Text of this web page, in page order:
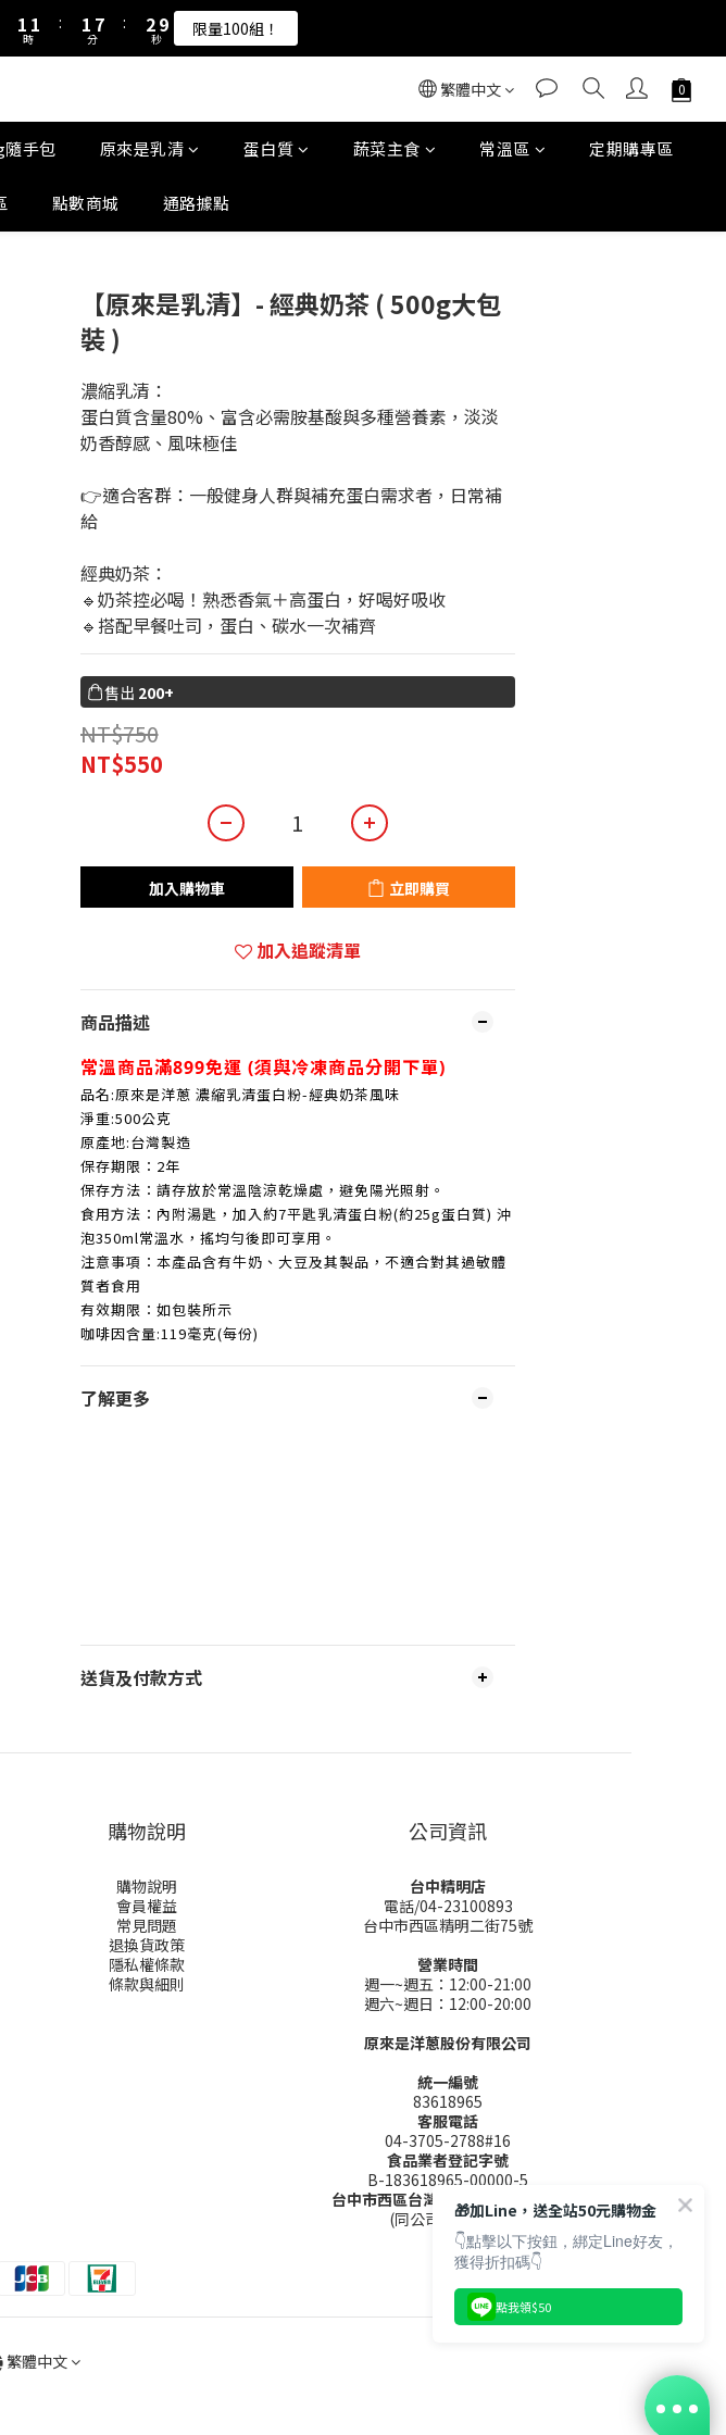
1
0
1
0
時
:
1
0
7
6
3
2
0
分
:
2
1
9
8
5
4
2
1
0
秒 限量100組！
1
0
1
0
時
:
1
0
7
6
3
2
0
分
:
2
1
9
8
5
4
2
1
0
秒 限量100組！
6
5
4
1
0
6
5
4
1
0
時
6
5
4
7
6
4
3
0
7
6
5
2
1
9
8
6
5
2
秒 限量100組！
繁體中文
隨手包 原來是乳清 蛋白質 蔬菜主食 常溫區 定期購專區
點數商城 通路據點
【原來是乳清】- 經典奶茶 ( 500g大包
裝 )
濃縮乳清：
蛋白質含量80%、富含必需胺基酸與多種營養素，淡淡
奶香醇感、風味極佳
👉適合客群：一般健身人群與補充蛋白需求者，日常補
給
經典奶茶：
🔹奶茶控必喝！熟悉香氣＋高蛋白，好喝好吸收
🔹搭配早餐吐司，蛋白、碳水一次補齊
售出 200+
NT$750
NT$550
加入購物車 立即購買
加入追蹤清單
商品描述
常溫商品滿899免運 (須與冷凍商品分開下單)
品名:原來是洋蔥 濃縮乳清蛋白粉-經典奶茶風味
淨重:500公克
原產地:台灣製造
保存期限：2年
保存方法：請存放於常溫陰涼乾燥處，避免陽光照射。
食用方法：內附湯匙，加入約7平匙乳清蛋白粉(約25g蛋白質) 沖
泡350ml常溫水，搖均勻後即可享用。
注意事項：本產品含有牛奶、大豆及其製品，不適合對其過敏體
質者食用
有效期限：如包裝所示
咖啡因含量:119毫克(每份)
了解更多
送貨及付款方式
購物說明
購物說明
會員權益
常見問題
退換貨政策
隱私權條款
條款與細則
公司資訊
台中精明店
電話/04-23100893
台中市西區精明二街75號
營業時間
週一~週五：12:00-21:00
週六~週日：12:00-20:00
原來是洋蔥股份有限公司
統一編號
83618965
客服電話
04-3705-2788#16
食品業者登記字號
B-183618965-00000-5
台中市西區台灣大道二段285號9樓
(同公司聯絡地址)
繁體中文
🎁加Line，送全站50元購物金
👇點擊以下按鈕，綁定Line好友，
獲得折扣碼👇
點我領$50